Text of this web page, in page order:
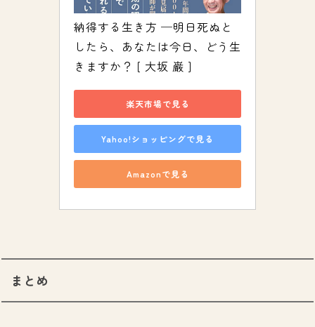
納得する生き方 ─明日死ぬと
したら、あなたは今日、どう生
きますか？ [ 大坂 巌 ]
楽天市場で見る
Yahoo!ショッピングで見る
Amazonで見る
まとめ